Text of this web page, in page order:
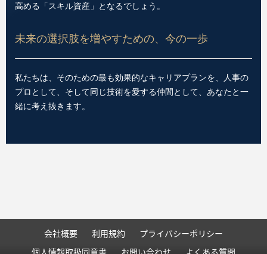
高める「スキル資産」となるでしょう。
未来の選択肢を増やすための、今の一歩
私たちは、そのための最も効果的なキャリアプランを、人事の
プロとして、そして同じ技術を愛する仲間として、あなたと一
緒に考え抜きます。
会社概要 利用規約
プライバシーポリシー